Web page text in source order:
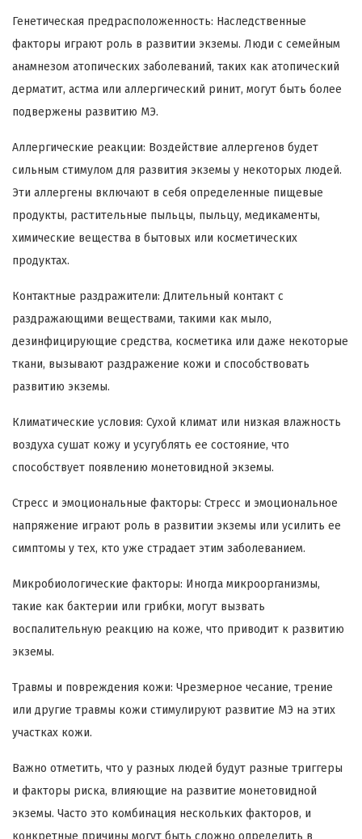
Генетическая предрасположенность: Наследственные
факторы играют роль в развитии экземы. Люди с семейным
анамнезом атопических заболеваний, таких как атопический
дерматит, астма или аллергический ринит, могут быть более
подвержены развитию МЭ.
Аллергические реакции: Воздействие аллергенов будет
сильным стимулом для развития экземы у некоторых людей.
Эти аллергены включают в себя определенные пищевые
продукты, растительные пыльцы, пыльцу, медикаменты,
химические вещества в бытовых или косметических
продуктах.
Контактные раздражители: Длительный контакт с
раздражающими веществами, такими как мыло,
дезинфицирующие средства, косметика или даже некоторые
ткани, вызывают раздражение кожи и способствовать
развитию экземы.
Климатические условия: Сухой климат или низкая влажность
воздуха сушат кожу и усугублять ее состояние, что
способствует появлению монетовидной экземы.
Стресс и эмоциональные факторы: Стресс и эмоциональное
напряжение играют роль в развитии экземы или усилить ее
симптомы у тех, кто уже страдает этим заболеванием.
Микробиологические факторы: Иногда микроорганизмы,
такие как бактерии или грибки, могут вызвать
воспалительную реакцию на коже, что приводит к развитию
экземы.
Травмы и повреждения кожи: Чрезмерное чесание, трение
или другие травмы кожи стимулируют развитие МЭ на этих
участках кожи.
Важно отметить, что у разных людей будут разные триггеры
и факторы риска, влияющие на развитие монетовидной
экземы. Часто это комбинация нескольких факторов, и
конкретные причины могут быть сложно определить в